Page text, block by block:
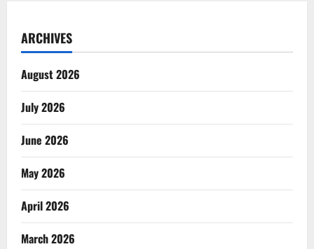
ARCHIVES
August 2026
July 2026
June 2026
May 2026
April 2026
March 2026